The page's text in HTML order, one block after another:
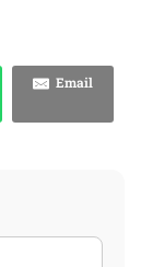
Email